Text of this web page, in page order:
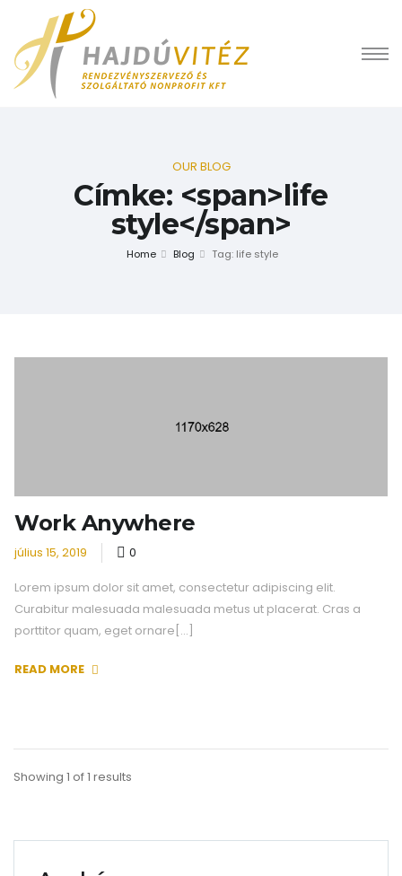
OUR BLOG
Címke: <span>life
style</span>
Home Blog Tag: life style
Work Anywhere
július 15, 2019 0
Lorem ipsum dolor sit amet, consectetur adipiscing elit.
Curabitur malesuada malesuada metus ut placerat. Cras a
porttitor quam, eget ornare[...]
READ MORE
Showing 1 of 1 results